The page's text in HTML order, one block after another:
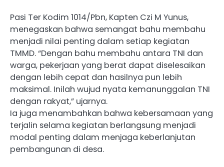
Pasi Ter Kodim 1014/Pbn, Kapten Czi M Yunus,
menegaskan bahwa semangat bahu membahu
menjadi nilai penting dalam setiap kegiatan
TMMD. “Dengan bahu membahu antara TNI dan
warga, pekerjaan yang berat dapat diselesaikan
dengan lebih cepat dan hasilnya pun lebih
maksimal. Inilah wujud nyata kemanunggalan TNI
dengan rakyat,” ujarnya.
Ia juga menambahkan bahwa kebersamaan yang
terjalin selama kegiatan berlangsung menjadi
modal penting dalam menjaga keberlanjutan
pembangunan di desa.